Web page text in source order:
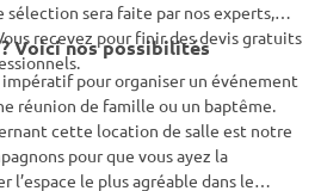
sélection sera faite par nos experts,
recevez pour finir des devis gratuits
Voici nos possibilités
pour organiser un événement
réunion de famille ou un baptême.
cette location de salle est notre
pour que vous ayez la
l’espace le plus agréable dans le